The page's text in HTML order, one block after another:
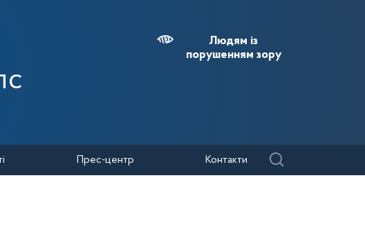
Людям із
порушенням зору
Прес-центр Контакти